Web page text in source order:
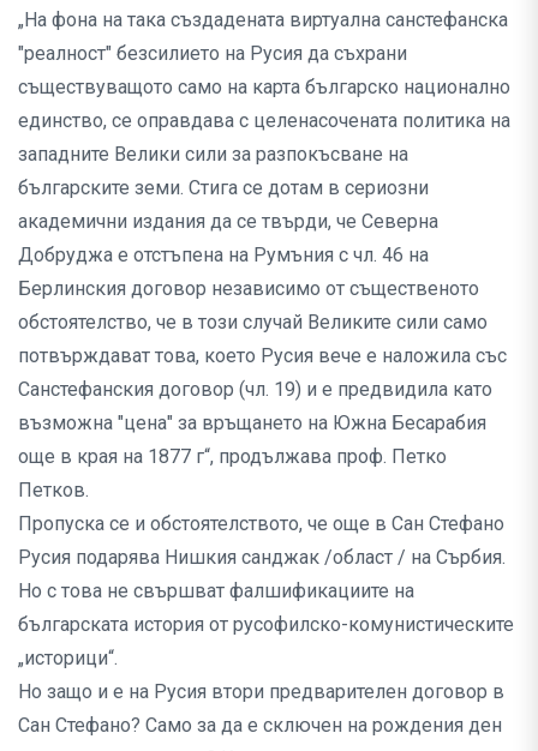
„На фона на така създадената виртуална санстефанска
"реалност" безсилието на Русия да съхрани
съществуващото само на карта българско национално
единство, се оправдава с целенасочената политика на
западните Велики сили за разпокъсване на
българските земи. Стига се дотам в сериозни
академични издания да се твърди, че Северна
Добруджа е отстъпена на Румъния с чл. 46 на
Берлинския договор независимо от същественото
обстоятелство, че в този случай Великите сили само
потвърждават това, което Русия вече е наложила със
Санстефанския договор (чл. 19) и е предвидила като
възможна "цена" за връщането на Южна Бесарабия
още в края на 1877 г“, продължава проф. Петко
Петков.
Пропуска се и обстоятелството, че още в Сан Стефано
Русия подарява Нишкия санджак /област / на Сърбия.
Но с това не свършват фалшификациите на
българската история от русофилско-комунистическите
„историци“.
Но защо и е на Русия втори предварителен договор в
Сан Стефано? Само за да е сключен на рождения ден